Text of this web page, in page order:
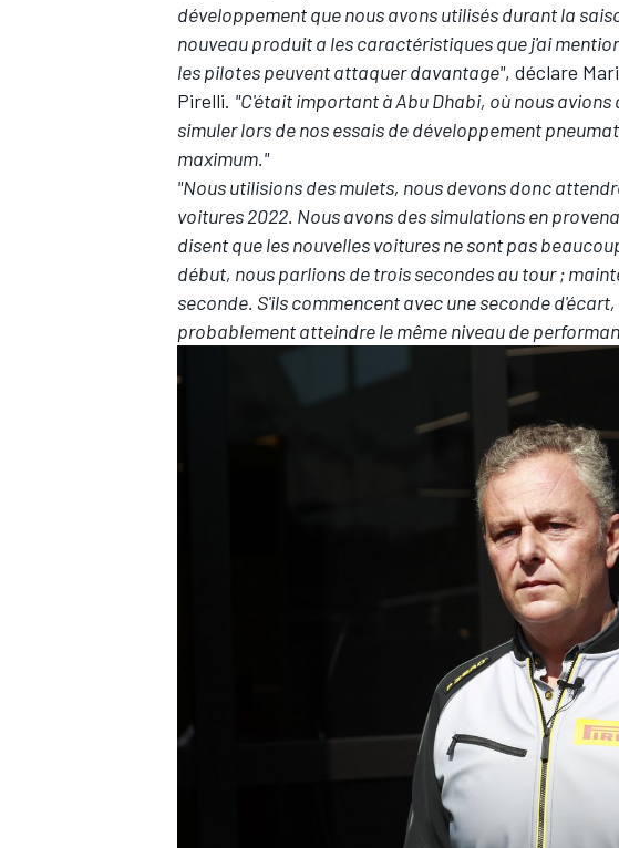
développement que nous avons utilisés durant la
nouveau produit a les caractéristiques que j'ai
les pilotes peuvent attaquer davantage", déclare
Pirelli. "C'était important à Abu Dhabi, où nous
simuler lors de nos essais de développement
maximum."
"Nous utilisions des mulets, nous devons donc
voitures 2022. Nous avons des simulations en
disent que les nouvelles voitures ne sont pas
début, nous parlions de trois secondes au tour ;
seconde. S'ils commencent avec une seconde
probablement atteindre le même niveau de